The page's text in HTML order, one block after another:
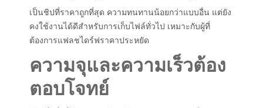
เป็นชิปที่ราคาถูกที่สุด ความทนทานน้อยกว่าแบบอื่น แต่ยัง
คงใช้งานได้ดีสำหรับการเก็บไฟล์ทั่วไป เหมาะกับผู้ที่
ต้องการแฟลชไดร์ฟราคาประหยัด
ความจุและความเร็วต้อง
ตอบโจทย์